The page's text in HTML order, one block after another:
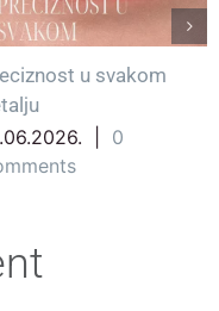
u svakom
0